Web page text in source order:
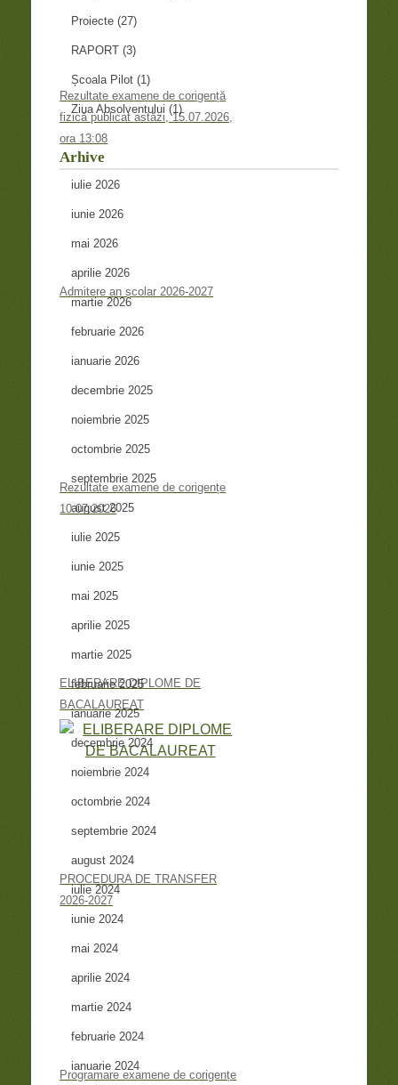
Rezultate examene de corigență
fizică publicat astăzi, 15.07.2026,
ora 13:08
Admitere an școlar 2026-2027
Rezultate examene de corigențe
10.07.2026
ELIBERARE DIPLOME DE
BACALAUREAT
PROCEDURA DE TRANSFER
2026-2027
Programare examene de corigențe
Proiecte (27)
RAPORT (3)
Școala Pilot (1)
Ziua Absolventului (1)
Arhive
iulie 2026
iunie 2026
mai 2026
aprilie 2026
martie 2026
februarie 2026
ianuarie 2026
decembrie 2025
noiembrie 2025
octombrie 2025
septembrie 2025
august 2025
iulie 2025
iunie 2025
mai 2025
aprilie 2025
martie 2025
februarie 2025
ianuarie 2025
decembrie 2024
noiembrie 2024
octombrie 2024
septembrie 2024
august 2024
iulie 2024
iunie 2024
mai 2024
aprilie 2024
martie 2024
februarie 2024
ianuarie 2024